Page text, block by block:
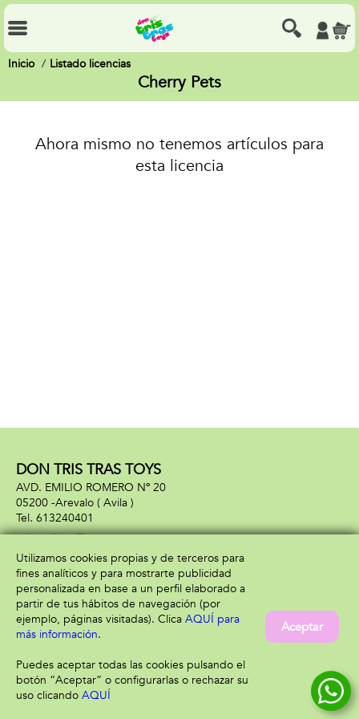
Inicio Listado licencias
Cherry Pets
Ahora mismo no tenemos artículos para
esta licencia
DON TRIS TRAS TOYS
AVD. EMILIO ROMERO Nº 20
05200 -Arevalo ( Avila )
613240401
Información
Aviso legal
Política de privacidad
Política de cookies
Atención al cliente
Envío y devolución
Utilizamos cookies propias y de terceros para
fines analíticos y para mostrarte publicidad
personalizada en base a un perfil elaborado a
partir de tus hábitos de navegación (por
ejemplo, páginas visitadas). Clica AQUÍ para
más información.
Puedes aceptar todas las cookies pulsando el
botón “Aceptar” o configurarlas o rechazar su
uso clicando AQUÍ
Aceptar